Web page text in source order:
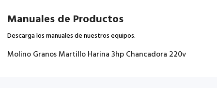
Manuales de Productos
Descarga los manuales de nuestros equipos.
Molino Granos Martillo Harina 3hp Chancadora 220v